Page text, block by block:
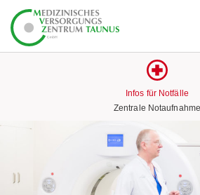
Logo
des
Medizinischen
Infos für Notfälle
Zentrale Notaufnahme